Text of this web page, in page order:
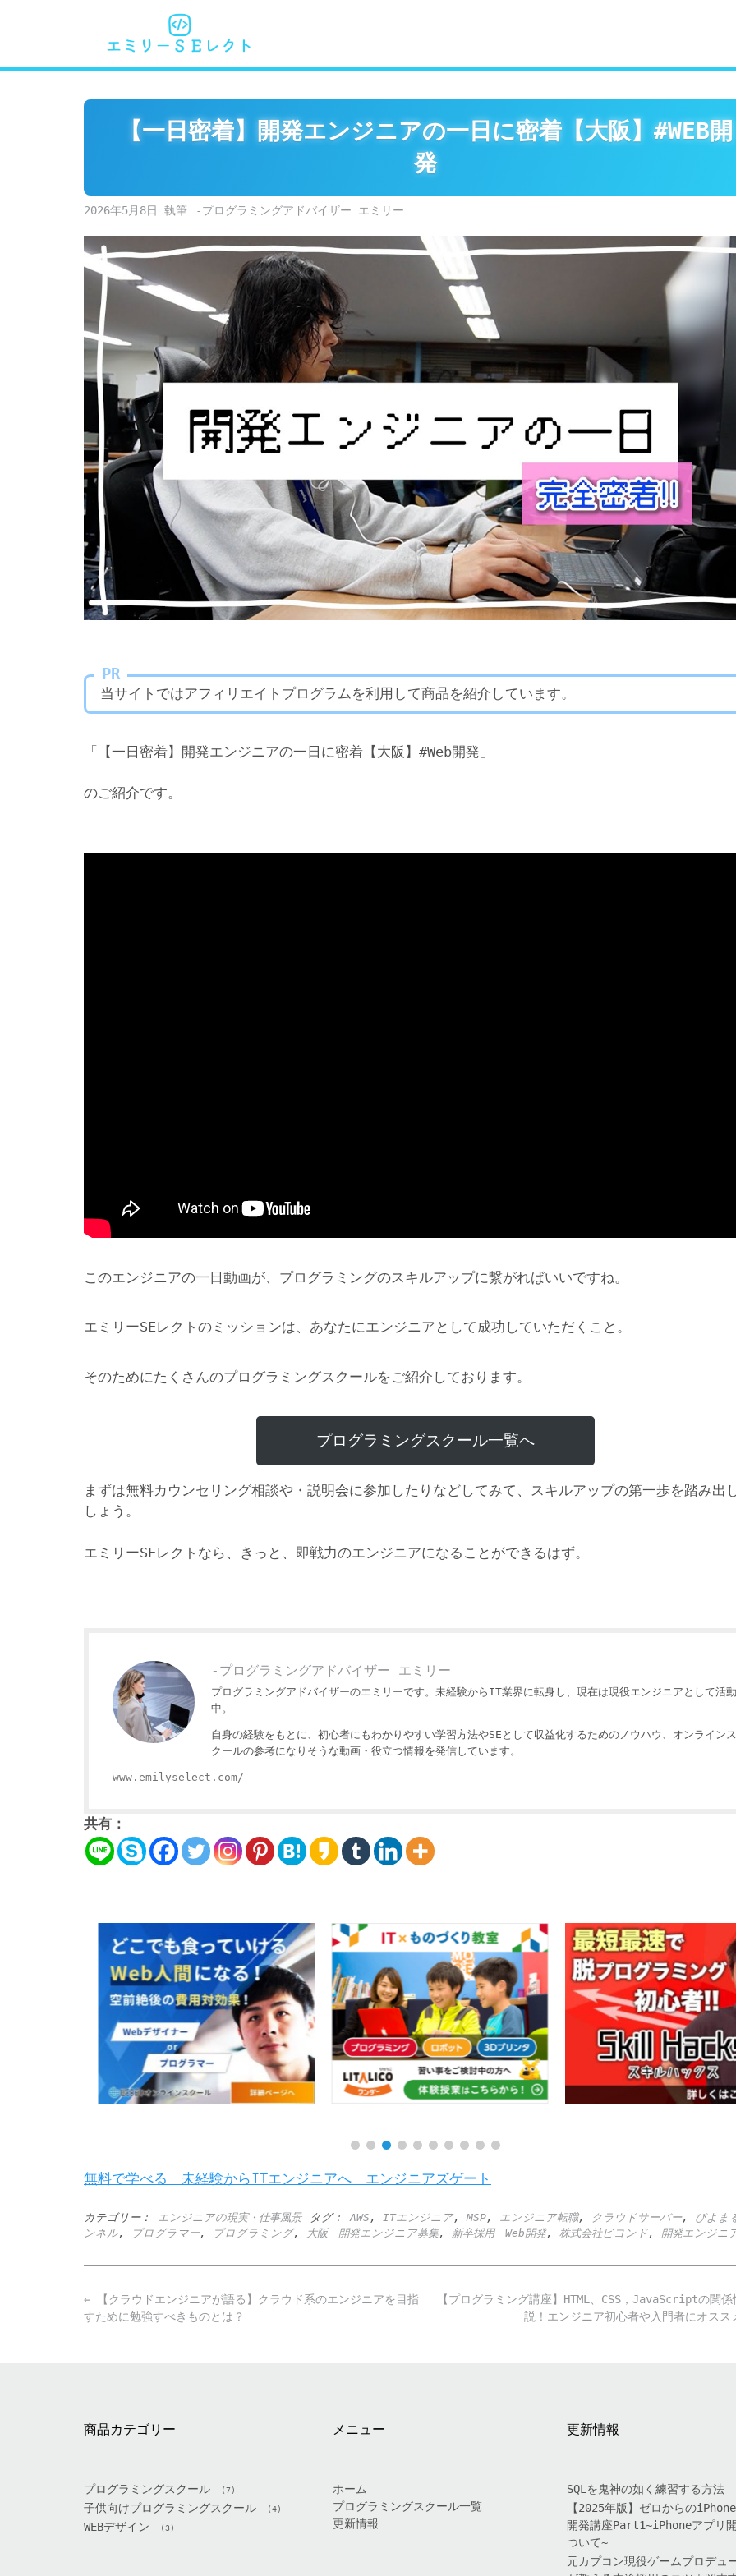
【一日密着】開発エンジニアの一日に密着【大阪】#WEB開
発
2026年5月8日 -プログラミングアドバイザー エミリー
PR
当サイトではアフィリエイトプログラムを利用して商品を紹介しています。
「【一日密着】開発エンジニアの一日に密着【大阪】#Web開発」
のご紹介です。
このエンジニアの一日動画が、プログラミングのスキルアップに繋がればいいですね。
エミリーSEレクトのミッションは、あなたにエンジニアとして成功していただくこと。
そのためにたくさんのプログラミングスクールをご紹介しております。
プログラミングスクール一覧へ
まずは無料カウンセリング相談や・説明会に参加したりなどしてみて、スキルアップの第一歩を踏み出
しょう。
エミリーSEレクトなら、きっと、即戦力のエンジニアになることができるはず。
-プログラミングアドバイザー エミリー
プログラミングアドバイザーのエミリーです。未経験からIT業界に転身し、現在は現役エンジニアとして活動
中。
自身の経験をもとに、初心者にもわかりやすい学習方法やSEとして収益化するためのノウハウ、オンラインス
クールの参考になりそうな動画・役立つ情報を発信しています。
www.emilyselect.com/
共有：
無料で学べる 未経験からITエンジニアへ エンジニアズゲート
カテゴリー： エンジニアの現実・仕事風景 タグ：AWS , ITエンジニア,MSP, エンジニア転職, クラウドサーバー, びよま
ンネル, プログラマー, プログラミング, 大阪 開発エンジニア募集, 新卒採用 Web開発, 株式会社ビヨンド, 開発エンジニ
Post
navigation
【プログラミング講座】HTML、CSS，JavaScriptの関係
説！エンジニア初心者や入門者にオス
← 【クラウドエンジニアが語る】クラウド系のエンジニアを目指
すために勉強すべきものとは？
商品カテゴリー
プログラミングスクール (7)
子供向けプログラミングスクール (4)
WEBデザイン (3)
メニュー
ホーム
プログラミングスクール一覧
更新情報
更新情報
SQLを鬼神の如く練習する方法
【2025年版】ゼロからの
開発講座Part1~iPhoneアプリ
ついて~
元カプコン現役ゲームプロデュ